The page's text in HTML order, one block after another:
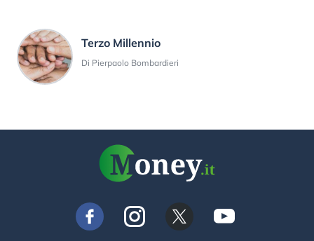
Terzo Millennio
Di Pierpaolo Bombardieri